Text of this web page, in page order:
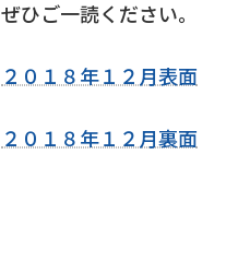
ぜひご一読ください。
２０１８年１２月表面
２０１８年１２月裏面